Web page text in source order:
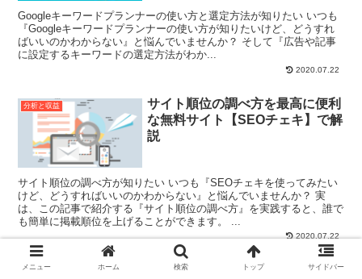
Googleキーワードプランナーの使い方と選定方法が知りたい いつも
『Googleキーワードプランナーの使い方が知りたいけど、どうすれ
ばいいのかわからない』と悩んでいませんか？ そして『広告や記事
に設定するキーワードの選定方法がわか...
2020.07.22
分析と収益
サイト順位の調べ方を最高に便利
な無料サイト【SEOチェキ】で解
説
サイト順位の調べ方が知りたい いつも『SEOチェキを使ってみたい
けど、どうすればいいのかわからない』と悩んでいませんか？ 実
は、この記事で紹介する『サイト順位の調べ方』を実践すると、誰で
も簡単に掲載順位を上げることができます。 ...
2020.07.22
分析と収益 サーチコンソールとアナリティク
メニュー ホーム 検索 トップ サイドバー